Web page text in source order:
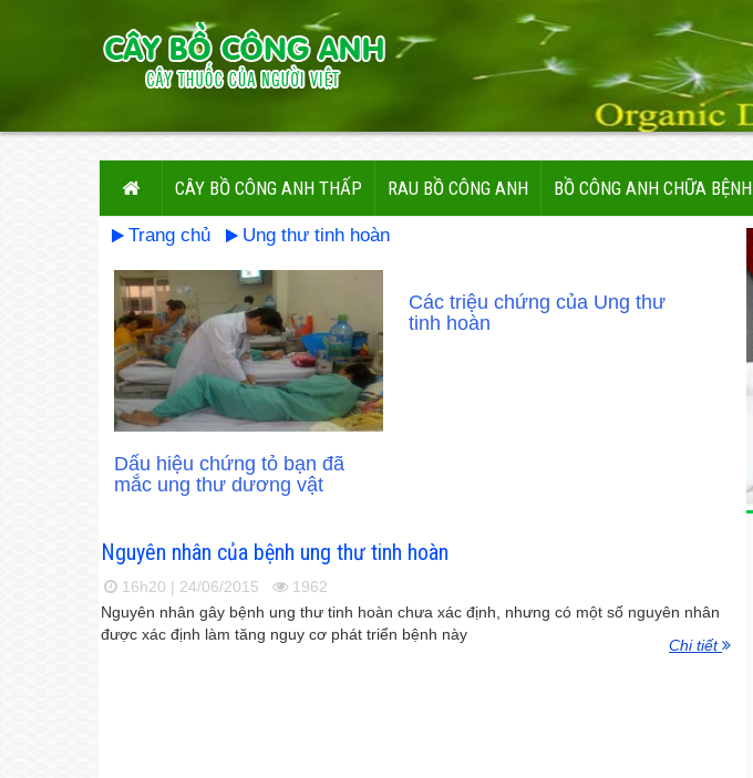
CÂY BỒ CÔNG ANH THẤP RAU BỒ CÔNG ANH BỒ CÔNG ANH CHỮA BỆNH
Trang chủ Ung thư tinh hoàn
Dấu hiệu chứng tỏ bạn đã
mắc ung thư dương vật
Các triệu chứng của Ung thư
tinh hoàn
Nguyên nhân của bệnh ung thư tinh hoàn
16h20 | 24/06/2015
1962
Nguyên nhân gây bệnh ung thư tinh hoàn chưa xác định, nhưng có một số nguyên nhân
được xác định làm tăng nguy cơ phát triển bệnh này
Chi tiết